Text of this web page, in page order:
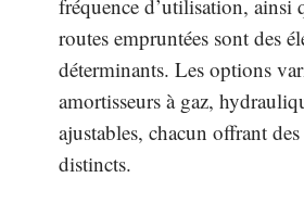
fréquence d’utilisation, ainsi
routes empruntées sont des
déterminants. Les options
amortisseurs à gaz,
ajustables, chacun offrant des
distincts.